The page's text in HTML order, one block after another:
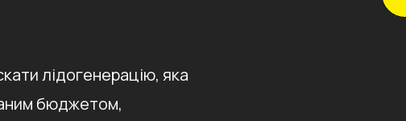
лідогенерацію, яка
бюджетом,